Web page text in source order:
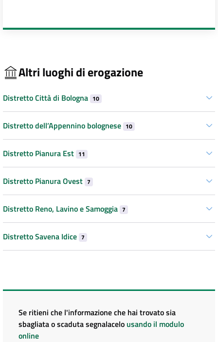
Altri luoghi di erogazione
Distretto Città di Bologna 10
Distretto dell’Appennino bolognese 10
Distretto Pianura Est 11
Distretto Pianura Ovest 7
Distretto Reno, Lavino e Samoggia 7
Distretto Savena Idice 7
Se ritieni che l'informazione che hai trovato sia
sbagliata o scaduta segnalacelo usando il modulo
online